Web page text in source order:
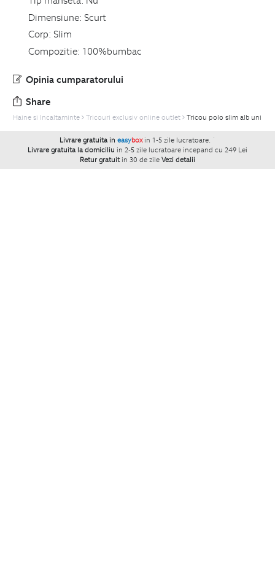
Dimensiune: Scurt
Corp: Slim
Compozitie: 100%bumbac
Opinia cumparatorului
Share
Haine si Incaltaminte Tricouri exclusiv online outlet Tricou polo slim alb uni
Livrare gratuita in easybox in 1-5 zile lucratoare. `
Livrare gratuita la domiciliu in 2-5 zile lucratoare incepand cu 249 Lei
Retur gratuit in 30 de zile Vezi detalii